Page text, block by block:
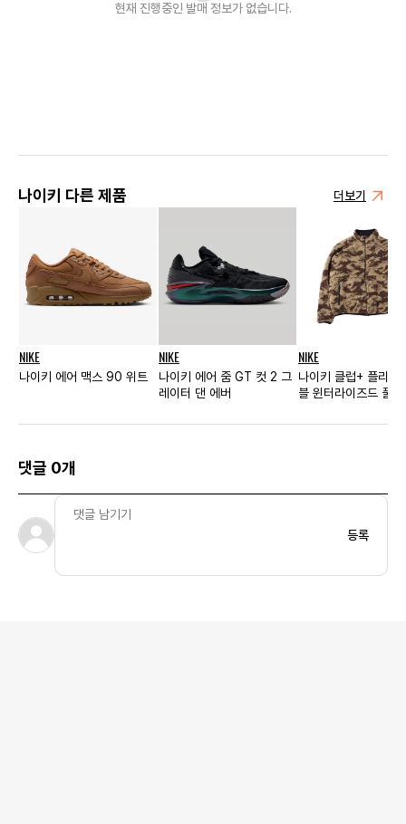
현재 진행중인 발매 정보가 없습니다.
나이키 다른 제품 더보기
NIKE
나이키 에어 맥스 90 위트
NIKE
나이키 에어 줌 GT 컷 2 그
레이터 댄 에버
NIKE
나이키 클럽+ 플리스
블 윈터라이즈드 풀
댓글 0개
등록